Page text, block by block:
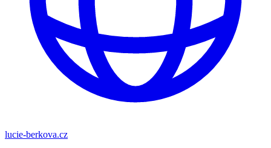
lucie-berkova.cz